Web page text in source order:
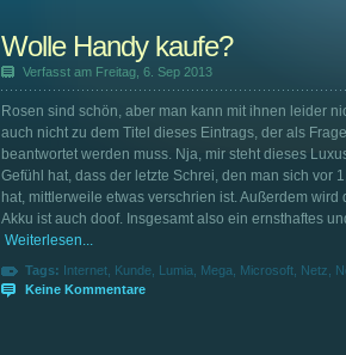
Wolle Handy kaufe?
Verfasst am Freitag, 6. Sep 2013
Rosen sind schön, aber man kann mit ihnen leider
auch nicht zu dem Titel dieses Eintrags, der als
beantwortet werden muss. Nja, mir steht dieses
Gefühl hat, dass der letzte Schrei, den man sich vor
hat, mittlerweile etwas verschrien ist. Außerdem
Akku ist auch doof. Insgesamt also ein ernsthaftes
Weiterlesen...
Tags: Internet Kunde Lumia Mega Microsoft Netz
Keine Kommentare